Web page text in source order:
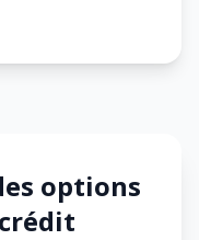
options